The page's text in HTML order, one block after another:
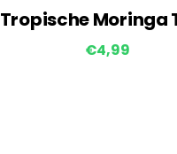
Tropische Moringa
€4,99